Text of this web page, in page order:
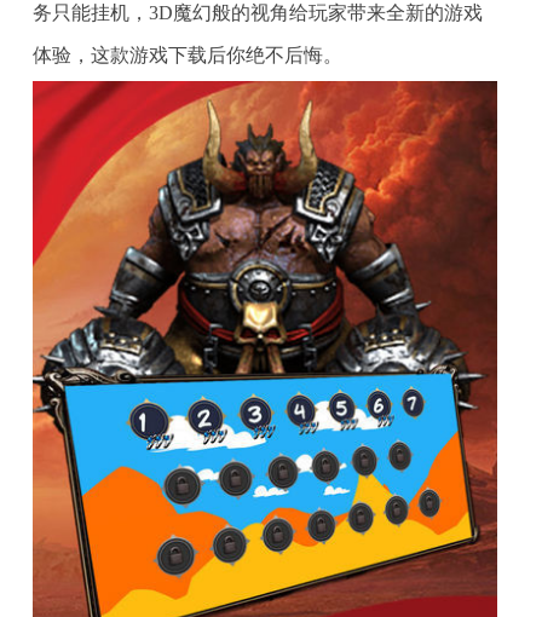
务只能挂机，3D魔幻般的视角给玩家带来全新的游戏
体验，这款游戏下载后你绝不后悔。